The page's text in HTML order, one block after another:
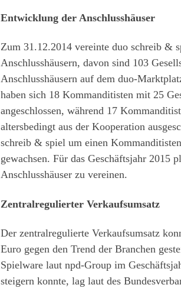
Entwicklung der Anschlusshäuser
Zum 31.12.2014 vereinte duo schreib &
Anschlusshäusern, davon sind 103
Anschlusshäusern auf dem duo-
haben sich 18 Kommanditisten mit 25
angeschlossen, während 17
altersbedingt aus der Kooperation
schreib & spiel um einen
gewachsen. Für das Geschäftsjahr 2015
Anschlusshäuser zu vereinen.
Zentralregulierter Verkaufsumsatz
Der zentralregulierte Verkaufsumsatz
Euro gegen den Trend der Branchen
Spielware laut npd-Group im
steigern konnte, lag laut des